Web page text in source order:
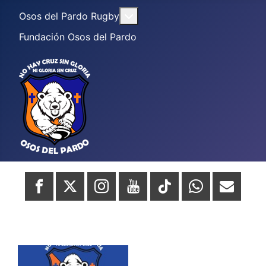
Osos del Pardo Rugby
Fundación Osos del Pardo